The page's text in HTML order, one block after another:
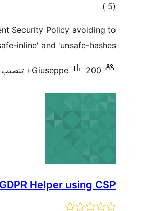
(5
إجمالي)
Security Policy avoiding to
inline' and 'unsafe-hashes'.
Giuseppe 200+ تنصيب نشط
GDPR Helper using CSP